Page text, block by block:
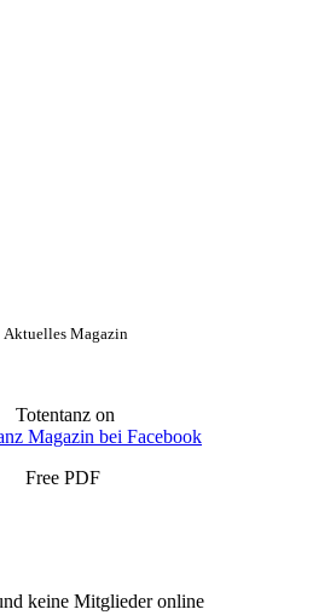
Aktuelles Magazin
Totentanz on
Free PDF
keine Mitglieder online